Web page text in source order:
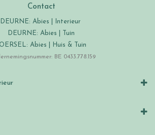
Contact
DEURNE: Abies | Interieur
DEURNE: Abies | Tuin
Abies | Huis & Tuin
BE 0433.778.159